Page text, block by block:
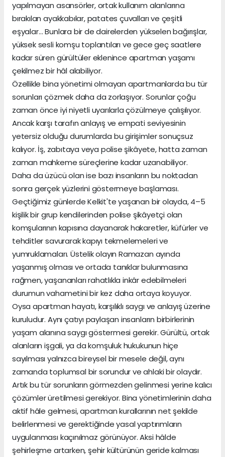
yapılmayan asansörler, ortak kullanım alanlarına
bırakılan ayakkabılar, patates çuvalları ve çeşitli
eşyalar… Bunlara bir de dairelerden yükselen bağırışlar,
yüksek sesli komşu toplantıları ve gece geç saatlere
kadar süren gürültüler eklenince apartman yaşamı
çekilmez bir hâl alabiliyor.
Özellikle bina yönetimi olmayan apartmanlarda bu tür
sorunları çözmek daha da zorlaşıyor. Sorunlar çoğu
zaman önce iyi niyetli uyarılarla çözülmeye çalışılıyor.
Ancak karşı tarafın anlayış ve empati seviyesinin
yetersiz olduğu durumlarda bu girişimler sonuçsuz
kalıyor. İş, zabıtaya veya polise şikâyete, hatta zaman
zaman mahkeme süreçlerine kadar uzanabiliyor.
Daha da üzücü olan ise bazı insanların bu noktadan
sonra gerçek yüzlerini göstermeye başlaması.
Geçtiğimiz günlerde Kelkit'te yaşanan bir olayda, 4–5
kişilik bir grup kendilerinden polise şikâyetçi olan
komşularının kapısına dayanarak hakaretler, küfürler ve
tehditler savurarak kapıyı tekmelemeleri ve
yumruklamaları. Üstelik olayın Ramazan ayında
yaşanmış olması ve ortada tanıklar bulunmasına
rağmen, yaşananları rahatlıkla inkâr edebilmeleri
durumun vahametini bir kez daha ortaya koyuyor.
Oysa apartman hayatı, karşılıklı saygı ve anlayış üzerine
kuruludur. Aynı çatıyı paylaşan insanların birbirlerinin
yaşam alanına saygı göstermesi gerekir. Gürültü, ortak
alanların işgali, ya da komşuluk hukukunun hiçe
sayılması yalnızca bireysel bir mesele değil, aynı
zamanda toplumsal bir sorundur ve ahlaki bir olaydır.
Artık bu tür sorunların görmezden gelinmesi yerine kalıcı
çözümler üretilmesi gerekiyor. Bina yönetimlerinin daha
aktif hâle gelmesi, apartman kurallarının net şekilde
belirlenmesi ve gerektiğinde yasal yaptırımların
uygulanması kaçınılmaz görünüyor. Aksi hâlde
şehirleşme artarken, şehir kültürünün geride kalması